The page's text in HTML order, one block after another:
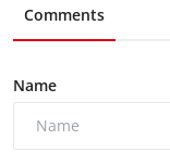
Comments
Name